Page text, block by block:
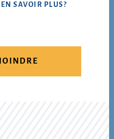
SAVOIR PLUS?